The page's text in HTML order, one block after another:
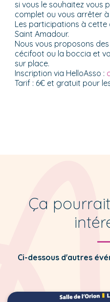
si vous le souhaitez vous
complet ou vous arrêter à
Les participations à cette
Saint Amadour.
Nous vous proposons
cécifoot ou la boccia et
sur place.
Inscription via HelloAsso :
Tarif : 6€ et gratuit pour
Ça
Ci-dessous d'autres